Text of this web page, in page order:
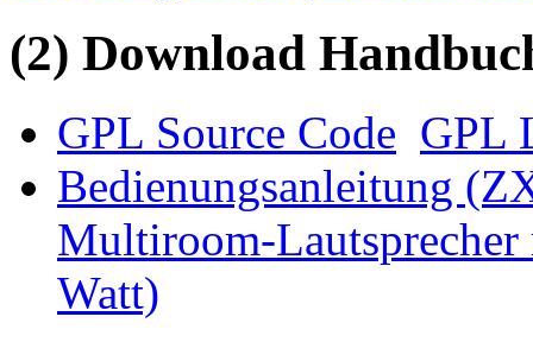
(2) Download
GPL Source Code GPL
Bedienungsanleitung
Multiroom-
Watt)